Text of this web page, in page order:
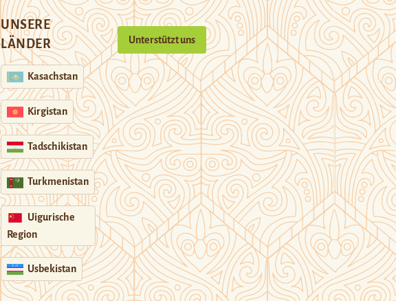
UNSERE
LÄNDER
Kasachstan
Kirgistan
Tadschikistan
Turkmenistan
Uigurische
Region
Usbekistan
Unterstützt uns